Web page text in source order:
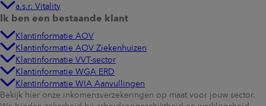
a.s.r. Vitality
Ik ben een bestaande klant
Klantinformatie AOV
Klantinformatie AOV Ziekenhuizen
Klantinformatie VVT-sector
Klantinformatie WGA ERD
Klantinformatie WIA Aanvullingen
Bekijk hier onze inkomensverzekeringen op maat voor jouw sector.